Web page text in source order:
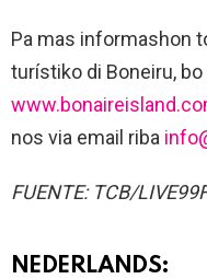
Pa mas informashon
turístiko di Boneiru,
nos via email riba
FUENTE: TCB/
NEDERLANDS: